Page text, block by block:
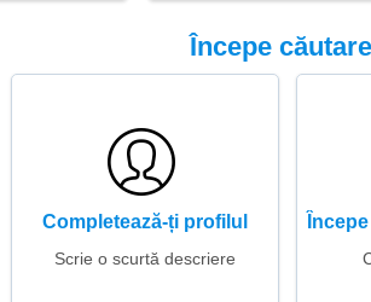
Începe
Completează-ți profilul
Scrie o scurtă descriere